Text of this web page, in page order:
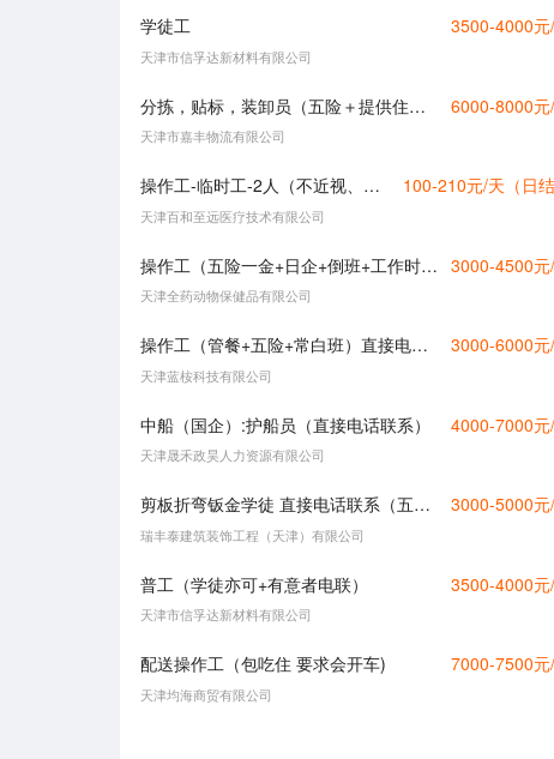
学徒工 3500-4000元
天津市信孚达新材料有限公司
分拣，贴标，装卸员（五险＋提供住宿＋感兴趣直接打电话） 6000-8000元
天津市嘉丰物流有限公司
操作工-临时工-2人（不近视、不眼花） 100-210元/天（日结
天津百和至远医疗技术有限公司
操作工（五险一金+日企+倒班+工作时间8小时+工作轻松） 3000-4500元
天津全药动物保健品有限公司
操作工（管餐+五险+常白班）直接电话联系 3000-6000元
天津蓝桉科技有限公司
中船（国企）:护船员（直接电话联系） 4000-7000元
天津晟禾政昊人力资源有限公司
剪板折弯钣金学徒 直接电话联系（五险） 3000-5000元
瑞丰泰建筑装饰工程（天津）有限公司
普工（学徒亦可+有意者电联） 3500-4000元
天津市信孚达新材料有限公司
配送操作工（包吃住 要求会开车) 7000-7500元
天津均海商贸有限公司